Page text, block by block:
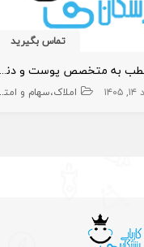
تماس بگیرید
اجاره مطب به متخصص پوست و دندانپزشکی
املاک،سهام و امتیاز